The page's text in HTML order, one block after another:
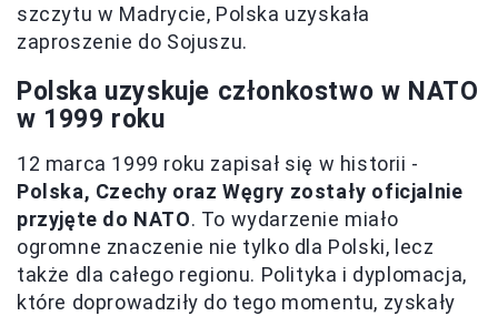
szczytu w Madrycie, Polska uzyskała
zaproszenie do Sojuszu.
Polska uzyskuje członkostwo w NATO
w 1999 roku
12 marca 1999 roku zapisał się w historii -
Polska, Czechy oraz Węgry zostały oficjalnie
przyjęte do NATO. To wydarzenie miało
ogromne znaczenie nie tylko dla Polski, lecz
także dla całego regionu. Polityka i dyplomacja,
które doprowadziły do tego momentu, zyskały